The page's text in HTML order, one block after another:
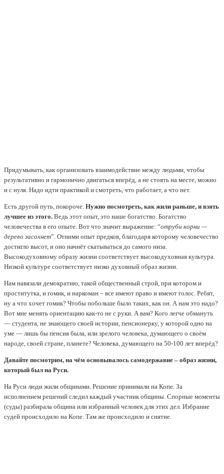
Придумывать, как организовать взаимодействие между людьми, чтобы
результативно и гармонично двигаться вперёд, а не стоять на месте, можно
и с нуля. Надо идти практикой и смотреть, что работает, а что нет.
Есть другой путь, покороче. Нужно посмотреть, как жили раньше, и взять
лучшее из этого. Ведь этот опыт, это наше богатство. Богатство
человечества в его опыте. Вот что значит выражение: “отруби корни —
дерево засохнет”. Отними опыт предков, благодаря которому человечество
достигло высот, и оно начнёт скатываться до самого низа.
Высокодуховному образу жизни соответствует высокодуховная культура.
Низкой культуре соответствует низко духовный образ жизни.
Нам навязали демократию, такой общественный строй, при котором и
проститутка, и гомик, и наркоман – все имеют право и имеют голос. Ребят,
ну а что хочет гомик? Чтобы побольше было таких, как он. А нам это надо?
Вот мне менять ориентацию как-то не с руки. А вам? Кого легче обмануть
— студента, не знающего своей истории, пенсионерку, у которой одно на
уме — лишь бы пенсия была, или зрелого человека, думающего о своём
народе, своей стране, планете? Человека, думающего на 50-100 лет вперёд?
Давайте посмотрим, на чём основывалось самодержавие – образ жизни,
который был на Руси.
На Руси люди жили общинами. Решение принимали на Копе. За
исполнением решений следил каждый участник общины. Спорные моменты
(суды) разбирала община или избранный человек для этих дел. Избрание
судей происходило на Копе. Там же происходило и снятие.